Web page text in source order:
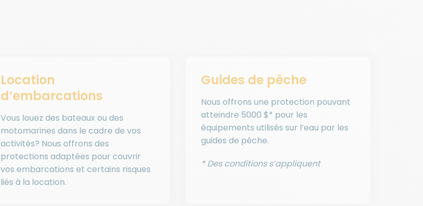
Location
d’embarcations
Vous louez des bateaux ou des
motomarines dans le cadre de vos
activités? Nous offrons des
protections adaptées pour couvrir
vos embarcations et certains risques
liés à la location.
Guides de pêche
Nous offrons une protection pouvant
atteindre 5000 $* pour les
équipements utilisés sur l’eau par les
guides de pêche.
* Des conditions s’appliquent